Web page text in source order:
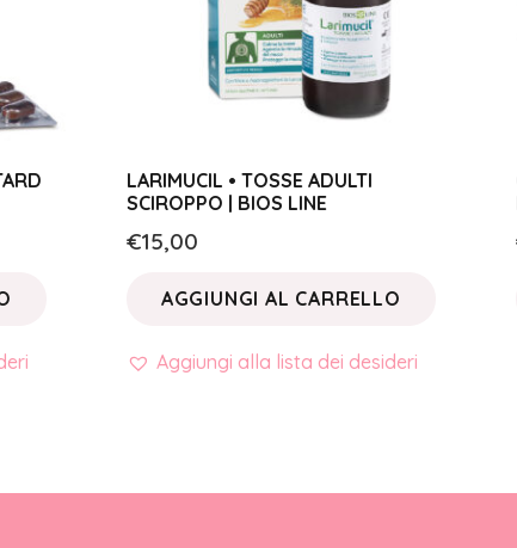
LARIMUCIL • TOSSE ADULTI
SCIROPPO | BIOS LINE
€15,00
AGGIUNGI AL CARRELLO
Aggiungi alla lista dei desideri